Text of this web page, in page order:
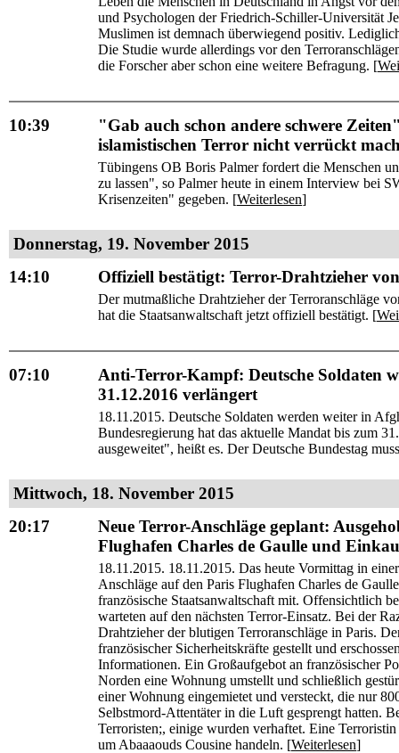
und Psychologen der Friedrich-Schiller-Universität
Muslimen ist demnach überwiegend positiv.
Die Studie wurde allerdings vor den
die Forscher aber schon eine weitere Befragung. [
10:39
"Gab auch schon andere schwere
islamistischen Terror nicht verrückt
Tübingens OB Boris Palmer fordert die Menschen
zu lassen", so Palmer heute in einem Interview bei
Krisenzeiten" gegeben. [Weiterlesen]
Donnerstag, 19. November 2015
14:10
Offiziell bestätigt: Terror-Drahtzieher
Der mutmaßliche Drahtzieher der Terroranschläge
hat die Staatsanwaltschaft jetzt offiziell bestätigt. [
07:10
Anti-Terror-Kampf: Deutsche Soldaten
31.12.2016 verlängert
18.11.2015. Deutsche Soldaten werden weiter in
Bundesregierung hat das aktuelle Mandat bis zum
ausgeweitet", heißt es. Der Deutsche Bundestag
Mittwoch, 18. November 2015
20:17
Neue Terror-Anschläge geplant:
Flughafen Charles de Gaulle und
18.11.2015. 18.11.2015. Das heute Vormittag in
Anschläge auf den Paris Flughafen Charles de
französische Staatsanwaltschaft mit. Offensichtlich
warteten auf den nächsten Terror-Einsatz. Bei der
Drahtzieher der blutigen Terroranschläge in Paris.
französischer Sicherheitskräfte gestellt und
Informationen. Ein Großaufgebot an französischer
Norden eine Wohnung umstellt und schließlich
einer Wohnung eingemietet und versteckt, die nur
Selbstmord-Attentäter in die Luft gesprengt hatten.
Terroristen;, einige wurden verhaftet. Eine
um Abaaaouds Cousine handeln. [Weiterlesen]